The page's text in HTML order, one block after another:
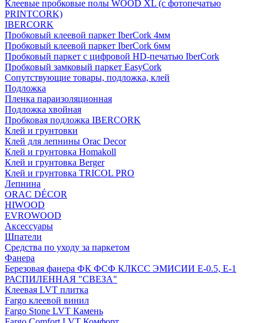
Клеевые пробковые полы WOOD XL (с фотопечатью
PRINTCORK)
IBERCORK
Пробковый клеевой паркет IberCork 4мм
Пробковый клеевой паркет IberCork 6мм
Пробковый паркет с цифровой HD-печатью IberCork
Пробковый замковый паркет EasyCork
Сопутствующие товары, подложка, клей
Подложка
Пленка параизоляционная
Подложка хвойная
Пробковая подложка IBERCORK
Клей и грунтовки
Клей для лепнины Orac Decor
Клей и грунтовка Homakoll
Клей и грунтовка Berger
Клей и грунтовка TRICOL PRO
Лепнина
ORAC DÉCOR
HIWOOD
EVROWOOD
Аксессуары
Шпатели
Средства по уходу за паркетом
Фанера
Березовая фанера ФК ФСФ КЛКСС ЭМИСИИ Е-0.5, Е-1
РАСПИЛЕННАЯ "СВЕЗА"
Клеевая LVT плитка
Fargo клеевой винил
Fargo Stone LVT Камень